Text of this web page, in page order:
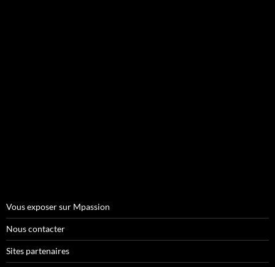
Vous exposer sur Mpassion
Nous contacter
Sites partenaires